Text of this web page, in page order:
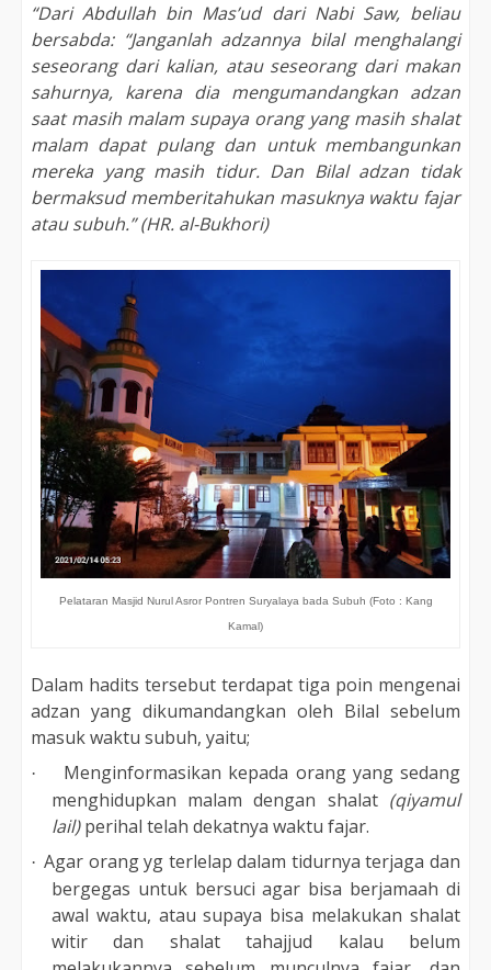
“DariAbdullah bin Mas’ud dari Nabi Saw, beliau
bersabda: “Janganlah adzannya bilal menghalangi
seseorang dari kalian, atau seseorang dari makan
sahurnya, karena dia mengumandangkan adzan
saat masih malam supaya orang yang masih shalat
malam dapat pulang dan untuk membangunkan
mereka yang masih tidur. Dan Bilal adzan tidak
bermaksud memberitahukan masuknya waktu fajar
atau subuh.” (HR. al-Bukhori)
Pelataran Masjid Nurul Asror Pontren Suryalaya bada Subuh (Foto : Kang
Kamal)
Dalam hadits tersebut terdapat tiga poin mengenai
adzan yang dikumandangkan oleh Bilal sebelum
masuk waktu subuh, yaitu;
·
Menginformasikan kepada orang yang sedang
menghidupkan malam dengan shalat (qiyamul
lail)perihal telah dekatnya waktu fajar.
· Agar orang yg terlelap dalam tidurnya terjaga dan
bergegas untuk bersuci agar bisa berjamaah di
awal waktu, atau supaya bisa melakukan shalat
witir dan shalat tahajjud kalau belum